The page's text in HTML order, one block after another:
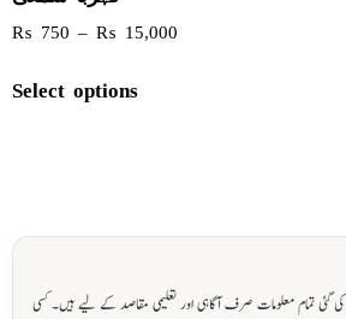
₨ 750 – ₨ 15,000
Select options
گئی تمام معلومات صرف آگاہی اور تعلیمی مقاصد کے لیے ہیں۔ کسی